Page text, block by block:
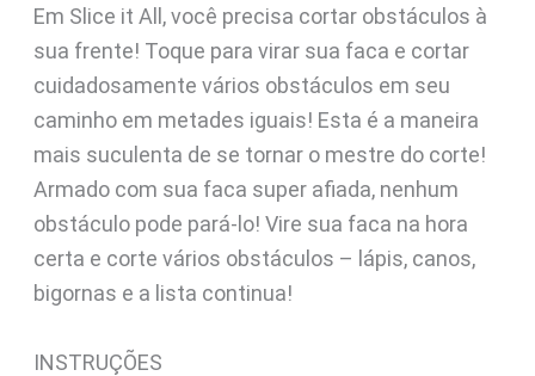
Em Slice it All, você precisa cortar obstáculos à
sua frente! Toque para virar sua faca e cortar
cuidadosamente vários obstáculos em seu
caminho em metades iguais! Esta é a maneira
mais suculenta de se tornar o mestre do corte!
Armado com sua faca super afiada, nenhum
obstáculo pode pará-lo! Vire sua faca na hora
certa e corte vários obstáculos – lápis, canos,
bigornas e a lista continua!
INSTRUÇÕES